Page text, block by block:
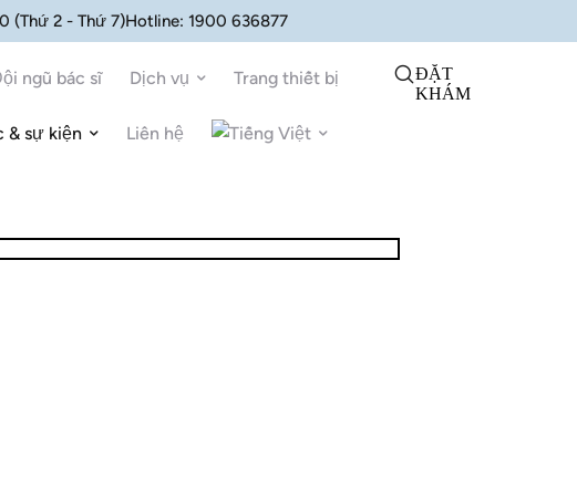
(Thứ 2 - Thứ 7)Hotline: 1900 636877
ngũ bác sĩ Dịch vụ Trang thiết bị
& sự kiện Liên hệ
ĐẶT
KHÁM